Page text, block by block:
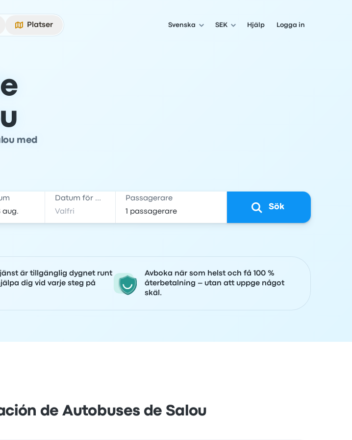
Platser Svenska SEK Hjälp Logga in
med
Datum för hemresa Passagerare
Sök
är tillgänglig dygnet runt
dig vid varje steg på
Avboka när som helst och få 100 %
återbetalning – utan att uppge något
skäl.
de Autobuses de Salou